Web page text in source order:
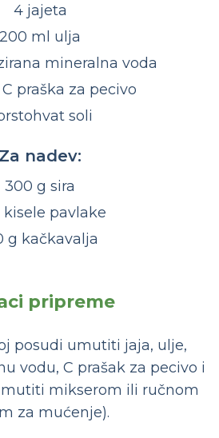
4 jajeta
200 ml ulja
mineralna voda
C praška za pecivo
soli
Za nadev:
300 g sira
kisele pavlake
g kačkavalja
pripreme
posudi umutiti jaja, ulje,
vodu, C prašak za pecivo i
mikserom ili ručnom
za mućenje).